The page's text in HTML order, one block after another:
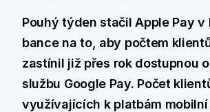
Pouhý týden stačil Apple Pay v
bance na to, aby počtem
zastínil již přes rok dostupnou
službu Google Pay. Počet
využívajících k platbám